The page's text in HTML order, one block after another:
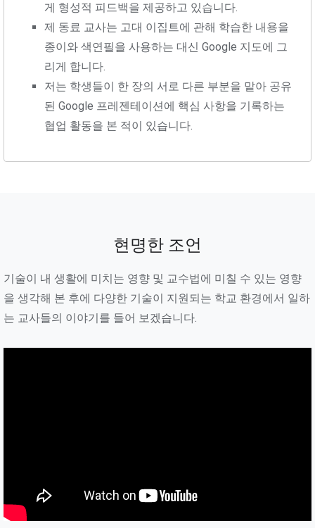
게 형성적 피드백을 제공하고 있습니다.
제 동료 교사는 고대 이집트에 관해 학습한 내용을
종이와 색연필을 사용하는 대신 Google 지도에 그
리게 합니다.
저는 학생들이 한 장의 서로 다른 부분을 맡아 공유
된 Google 프레젠테이션에 핵심 사항을 기록하는
협업 활동을 본 적이 있습니다.
현명한 조언
기술이 내 생활에 미치는 영향 및 교수법에 미칠 수 있는 영향
을 생각해 본 후에 다양한 기술이 지원되는 학교 환경에서 일하
는 교사들의 이야기를 들어 보겠습니다.